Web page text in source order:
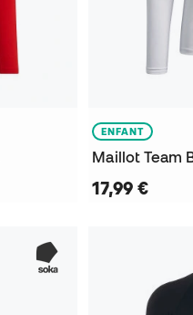
ENFANT
Maillot Team
17,99 €